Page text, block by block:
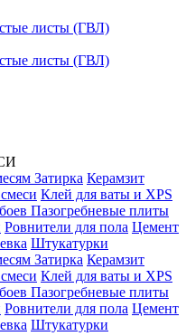
листы (ГВЛ)
листы (ГВЛ)
Затирка Керамзит
Клей для ваты и XPS
Пазогребневые плиты
Ровнители для пола Цемент
Штукатурки
Затирка Керамзит
Клей для ваты и XPS
Пазогребневые плиты
Ровнители для пола Цемент
Штукатурки